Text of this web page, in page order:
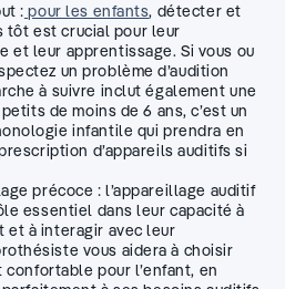
: pour les enfants, détecter et
est crucial pour leur
et leur apprentissage. Si vous ou
un problème d’audition
à suivre inclut également une
de moins de 6 ans, c’est un
infantile qui prendra en
d’appareils auditifs si
précoce : l’appareillage auditif
essentiel dans leur capacité à
et à interagir avec leur
vous aidera à choisir
pour l’enfant, en